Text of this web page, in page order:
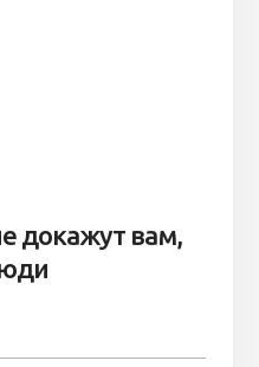
докажут вам,